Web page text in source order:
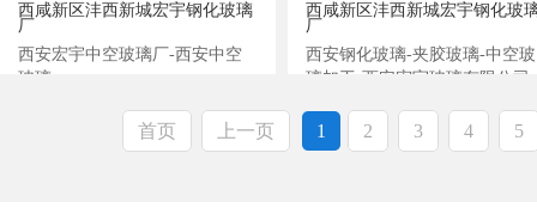
西咸新区沣西新城宏宇钢化玻璃
厂
西安宏宇中空玻璃厂-西安中空
玻璃
西咸新区沣西新城宏宇钢化玻
厂
西安钢化玻璃-夹胶玻璃-中空玻
璃加工-西安宏宇玻璃有限公司
首页 上一页 1 2 3 4 5